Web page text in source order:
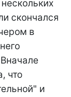
скончался
в
что
и